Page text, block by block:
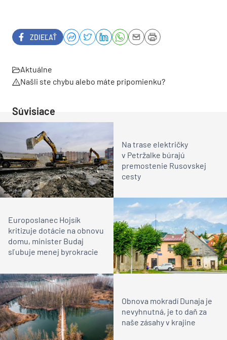
ZDIEĽAŤ
Aktuálne
Našli ste chybu alebo máte pripomienku?
Súvisiace
Na trase električky
v Petržalke búrajú
premostenie Rusovskej
cesty
Europoslanec Hojsík
kritizuje dotácie na obnovu
domu, minister Budaj
sľubuje menej byrokracie
Obnova mokradí Dunaja je
nevyhnutná, je to daň za
naše zásahy v krajine